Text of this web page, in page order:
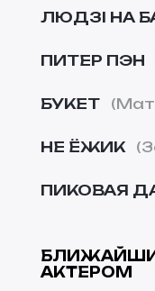
ЛЮДЗІ НА
ПИТЕР ПЭН
БУКЕТ
НЕ ЁЖИК
ПИКОВАЯ
АКТЕРОМ